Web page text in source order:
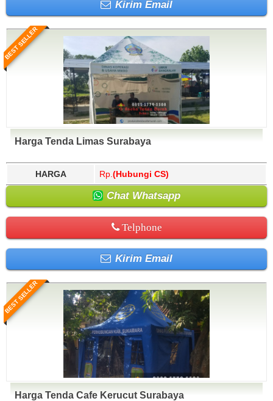
Kirim Email
BEST SELLER
Harga Tenda Limas Surabaya
HARGA Rp. (Hubungi CS)
Chat Whatsapp
Telphone
Kirim Email
BEST SELLER
Harga Tenda Cafe Kerucut Surabaya